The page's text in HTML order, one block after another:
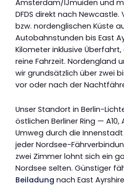
Amsterdam/IJmuiden und
DFDS direkt nach
bzw. nordenglischen Küste
Autobahnstunden bis East
Kilometer inklusive
reine Fahrzeit. Nordengland
wir grundsätzlich über zwei
vor oder nach der
Unser Standort in Berlin-
östlichen Berliner Ring —
Umweg durch die
jeder Nordsee-
zwei Zimmer lohnt sich ein
Nordsee selten. Günstiger
Beiladung nach East